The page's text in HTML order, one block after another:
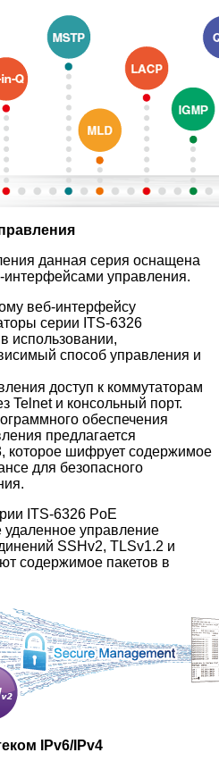
данная серия оснащена
управления.
веб-интерфейсу
серии ITS-6326
использовании,
способ управления и
доступ к коммутаторам
Telnet и консольный порт.
обеспечения
предлагается
которое шифрует содержимое
для безопасного
ITS-6326 PoE
удаленное управление
SSHv2, TLSv1.2 и
содержимое пакетов в
IPv6/IPv4